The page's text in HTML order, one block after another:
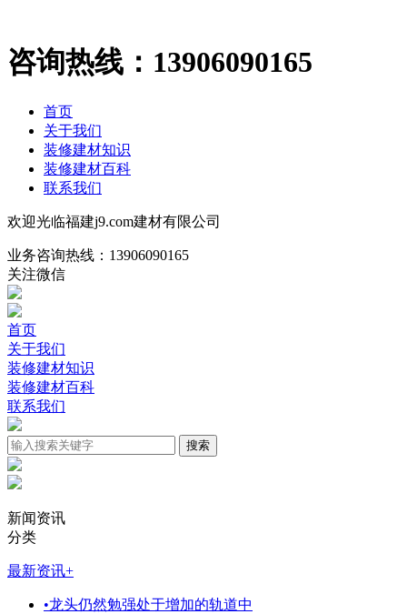
咨询热线： 13906090165
首页
关于我们
装修建材知识
装修建材百科
联系我们
欢迎光临福建j9.com建材有限公司
业务咨询热线： 13906090165
关注微信
首页
关于我们
装修建材知识
装修建材百科
联系我们
新闻资讯
分类
最新资讯+
•龙头仍然勉强处于增加的轨道中